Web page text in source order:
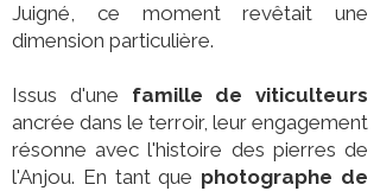
Juigné, ce moment revêtait une
dimension particulière.
Issus d'une famille de viticulteurs
ancrée dans le terroir, leur engagement
résonne avec l'histoire des pierres de
l'Anjou. En tant que photographe de